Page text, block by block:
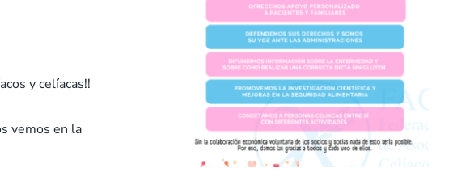
y celíacas!!
vemos en la